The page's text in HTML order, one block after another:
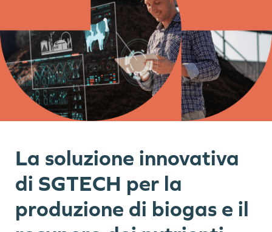
La soluzione innovativa
di SGTECH per la
produzione di biogas e il